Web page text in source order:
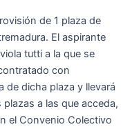
de 1 plaza de
El aspirante
tutti a la que se
con
de dicha plaza y llevará
a las que acceda,
el Convenio Colectivo